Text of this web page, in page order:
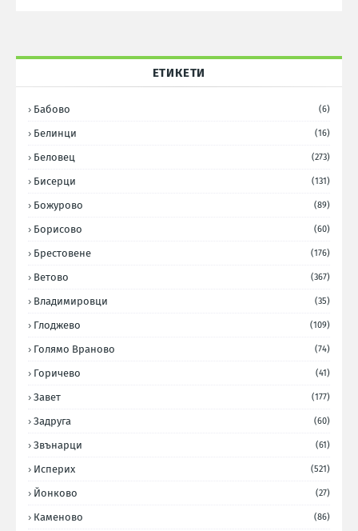
ЕТИКЕТИ
Бабово (6)
Белинци (16)
Беловец (273)
Бисерци (131)
Божурово (89)
Борисово (60)
Брестовене (176)
Ветово (367)
Владимировци (35)
Глоджево (109)
Голямо Враново (74)
Горичево (41)
Завет (177)
Задруга (60)
Звънарци (61)
Исперих (521)
Йонково (27)
Каменово (86)